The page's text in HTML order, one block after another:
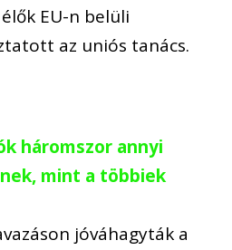
EU-n belüli
az uniós tanács.
háromszor annyi
mint a többiek
jóváhagyták a